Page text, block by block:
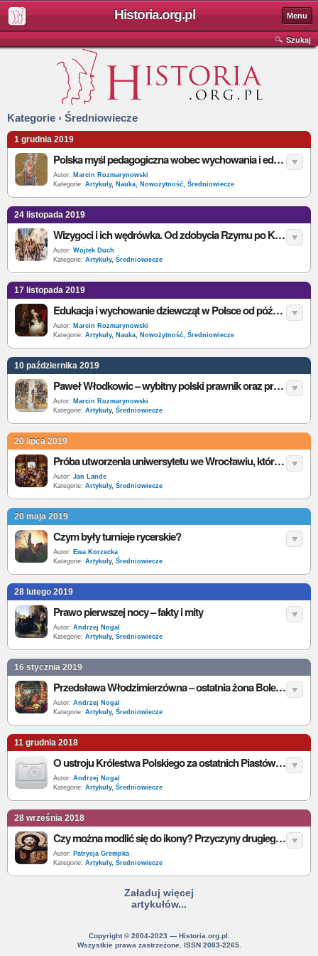
Historia.org.pl Menu
Szukaj
Kategorie › Średniowiecze
1 grudnia 2019
Polska myśl pedagogiczna wobec wychowania i edukacji kobiet od późnego średniowiecza do połowy XVIII w.
Autor: Marcin Rozmarynowski
Kategorie: Artykuły, Nauka, Nowożytność, Średniowiecze
24 listopada 2019
Wizygoci i ich wędrówka. Od zdobycia Rzymu po Królestwo Wizygotów w Hiszpanii
Autor: Wojtek Duch
Kategorie: Artykuły, Średniowiecze
17 listopada 2019
Edukacja i wychowanie dziewcząt w Polsce od późnego średniowiecza po czasy stanisławowskie
Autor: Marcin Rozmarynowski
Kategorie: Artykuły, Nauka, Nowożytność, Średniowiecze
10 października 2019
Paweł Włodkowic – wybitny polski prawnik oraz prekursor tolerancji religijnej
Autor: Marcin Rozmarynowski
Kategorie: Artykuły, Średniowiecze
20 lipca 2019
Próba utworzenia uniwersytetu we Wrocławiu, którą w 1505 r. zablokowała Akademia Krakowska
Autor: Jan Lande
Kategorie: Artykuły, Średniowiecze
20 maja 2019
Czym były turnieje rycerskie?
Autor: Ewa Korzecka
Kategorie: Artykuły, Średniowiecze
28 lutego 2019
Prawo pierwszej nocy – fakty i mity
Autor: Andrzej Nogal
Kategorie: Artykuły, Średniowiecze
16 stycznia 2019
Przedsława Włodzimierzówna – ostatnia żona Bolesława Chrobrego
Autor: Andrzej Nogal
Kategorie: Artykuły, Średniowiecze
11 grudnia 2018
O ustroju Królestwa Polskiego za ostatnich Piastów (1320–1370)
Autor: Andrzej Nogal
Kategorie: Artykuły, Średniowiecze
28 września 2018
Czy można modlić się do ikony? Przyczyny drugiego ikonoklazmu
Autor: Patrycja Grempka
Kategorie: Artykuły, Średniowiecze
Załaduj więcej
artykułów...
Copyright © 2004-2023 — Historia.org.pl.
Wszystkie prawa zastrzeżone. ISSN 2083-2265.